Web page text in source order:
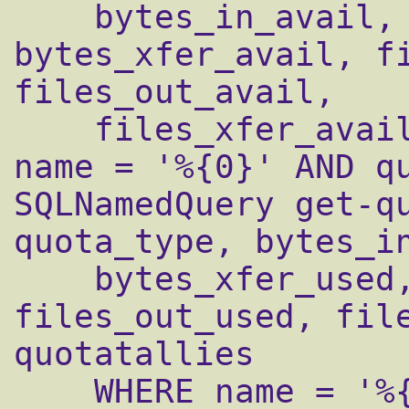
bytes_xfer_avail,
files_out_avail,
name = '%{0}' AND
SQLNamedQuery
quota_type,
files_out_used,
quotatallies